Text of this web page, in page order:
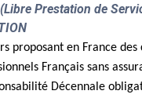
Prestation de
proposant en France
Français sans
Décennale